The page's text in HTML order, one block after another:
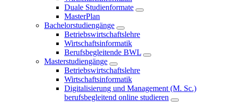
Duale Studienformate
MasterPlan
Bachelorstudiengänge
Betriebswirtschaftslehre
Wirtschaftsinformatik
Berufsbegleitende BWL
Masterstudiengänge
Betriebswirtschaftslehre
Wirtschaftsinformatik
Digitalisierung und Management (M. Sc.)
berufsbegleitend online studieren